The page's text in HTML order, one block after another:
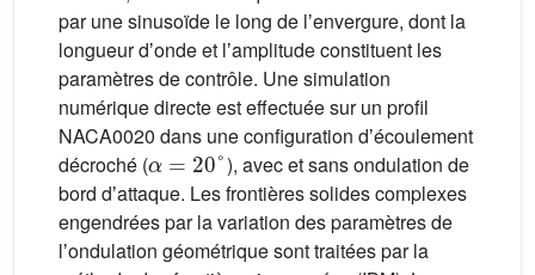
par une sinusoïde le long de lʼenvergure, dont la
longueur dʼonde et lʼamplitude constituent les
paramètres de contrôle. Une simulation
numérique directe est effectuée sur un profil
NACA0020 dans une configuration dʼécoulement
décroché (
α=20°
), avec et sans ondulation de
bord dʼattaque. Les frontières solides complexes
engendrées par la variation des paramètres de
lʼondulation géométrique sont traitées par la